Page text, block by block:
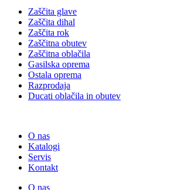
Zaščita glave
Zaščita dihal
Zaščita rok
Zaščitna obutev
Zaščitna oblačila
Gasilska oprema
Ostala oprema
Razprodaja
Ducati oblačila in obutev
O nas
Katalogi
Servis
Kontakt
O nas